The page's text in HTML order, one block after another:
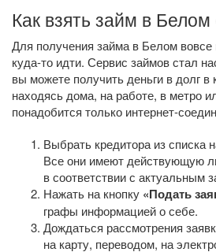
Как взять займ в
Для получения займа в Белом вовсе
куда-то идти. Сервис займов стал
вы можете получить деньги в долг в
находясь дома, на работе, в метро
понадобится только интернет-
Выбрать кредитора из списка
Все они имеют действующую
в соответствии с актуальным
Нажать на кнопку «Подать
графы информацией о себе.
Дождаться рассмотрения
на карту, переводом, на